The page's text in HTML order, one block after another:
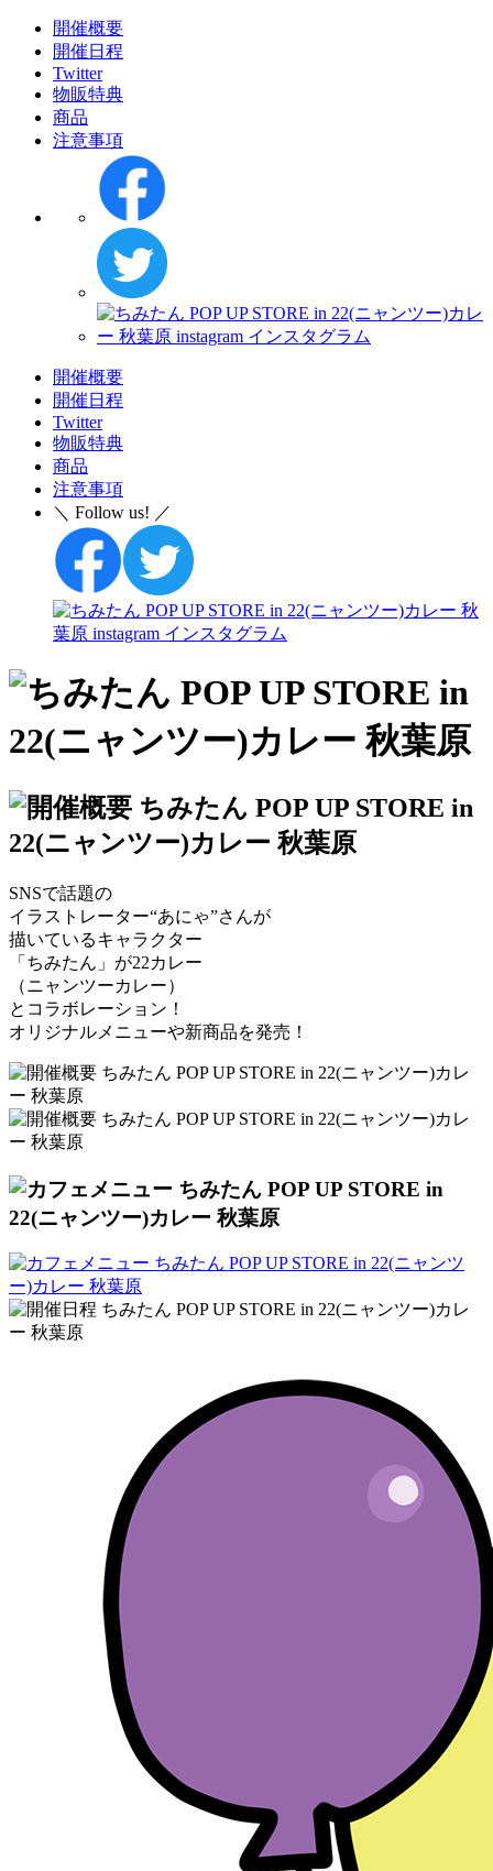
開催概要
開催日程
Twitter
物販特典
商品
注意事項
開催概要
開催日程
Twitter
物販特典
商品
注意事項
＼ Follow us! ／
SNSで話題の
イラストレーター“あにゃ”さんが
描いているキャラクター
「ちみたん」が22カレー
（ニャンツーカレー）
とコラボレーション！
オリジナルメニューや新商品を発売！